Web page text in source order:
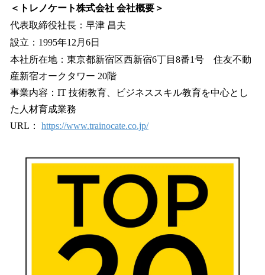
＜トレノケート株式会社 会社概要＞
代表取締役社長：早津 昌夫
設立：1995年12月6日
本社所在地：東京都新宿区西新宿6丁目8番1号 住友不動
産新宿オークタワー 20階
事業内容：IT 技術教育、ビジネススキル教育を中心とし
た人材育成業務
URL： https://www.trainocate.co.jp/